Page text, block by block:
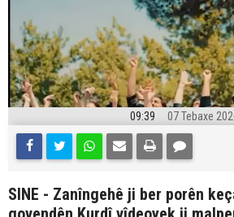
09:39 07 Tebaxe
SINE - Zanîngehê ji ber porên